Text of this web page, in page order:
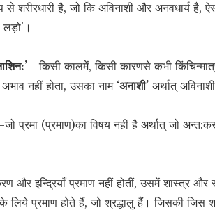
से शरीरधारी है, जो कि अविनाशी और अनवधार्य है,
—किसी कालमें, किसी कारणसे कभी किंचिन्मात्र
नहीं होता, उसका नाम ‘अनाशी’ अर्थात्
प्रमा (प्रमाण)का विषय नहीं है अर्थात् जो
और इन्द्रियाँ प्रमाण नहीं होतीं, उसमें शास्त्र
लिये प्रमाण होते हैं, जो श्रद्धालु हैं। जिसकी जिस